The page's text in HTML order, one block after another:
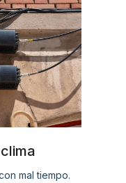
mal tiempo.